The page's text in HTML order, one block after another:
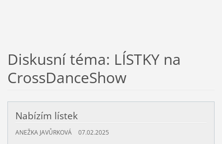
Diskusní téma: LÍSTKY na
CrossDanceShow
Nabízím lístek
ANEŽKA JAVŮRKOVÁ 07.02.2025